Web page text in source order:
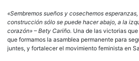
«Sembremos sueños y cosechemos
construcción sólo se puede hacer abajo, a la
corazón» – Bety Cariño. Una de las victorias
que formamos la asamblea permanente para
juntes, y fortalecer el movimiento feminista en